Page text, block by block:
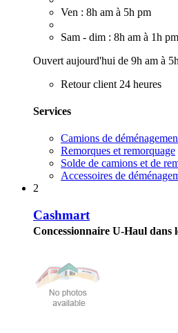
Ven : 8h am à 5h pm
Sam - dim : 8h am à 1h pm
Ouvert aujourd'hui de 9h am à
Retour client 24 heures
Services
Camions de
Remorques et remorquage
Solde de camions et de
Accessoires de
2
Cashmart
Concessionnaire U-Haul dans